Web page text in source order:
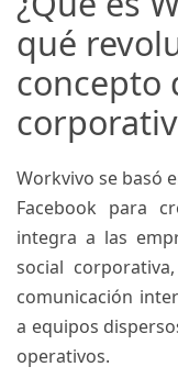
qué
concepto
Workvivo se basó
Facebook para
integra a las
social
comunicación
a equipos
operativos.